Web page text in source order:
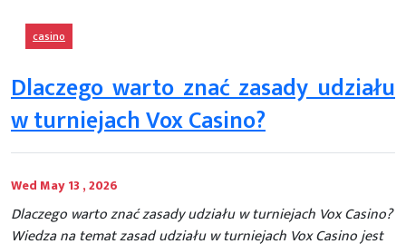
casino
Dlaczego warto znać zasady udziału
w turniejach Vox Casino?
Wed May 13 , 2026
Dlaczego warto znać zasady udziału w turniejach Vox Casino?
Wiedza na temat zasad udziału w turniejach Vox Casino jest